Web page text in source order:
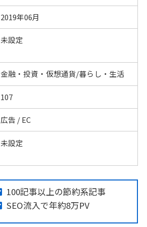
2019年06月
未設定
金融・投資・仮想通貨/暮らし・生活
107
広告 / EC
未設定
100記事以上の節約系記事
SEO流入で年約8万PV